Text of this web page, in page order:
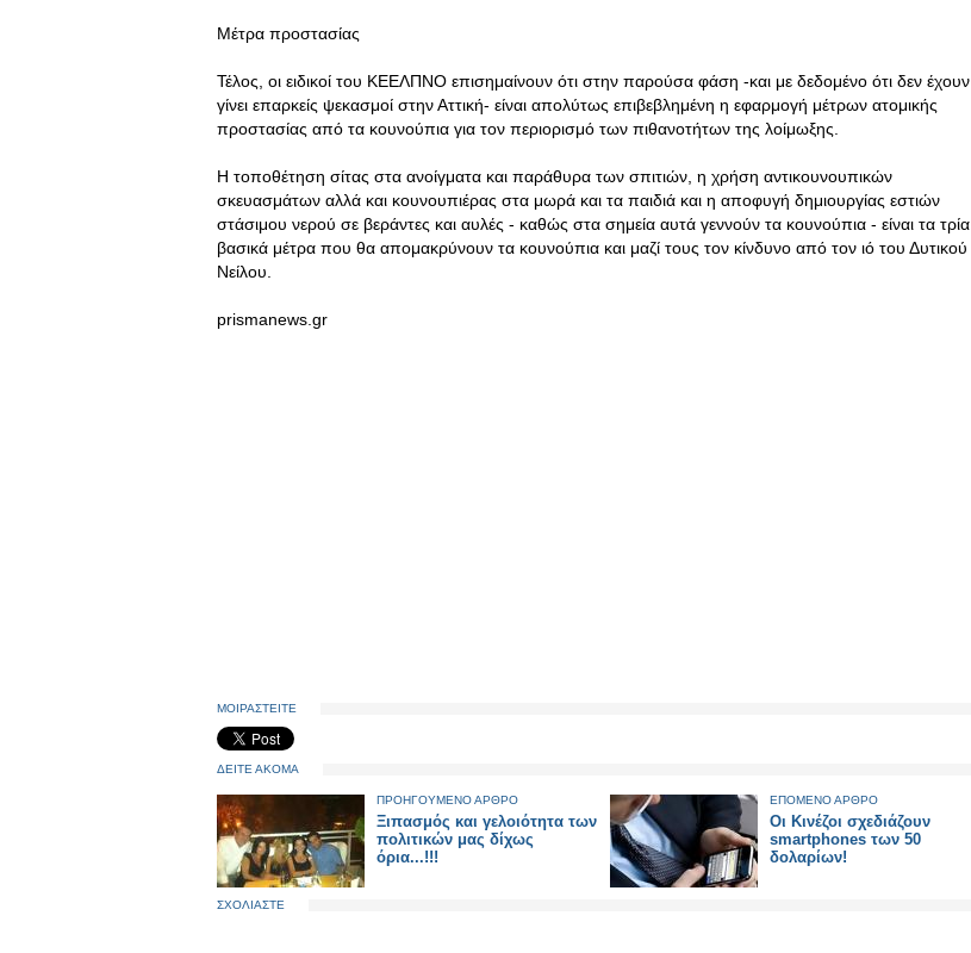
Μέτρα προστασίας
Τέλος, οι ειδικοί του ΚΕΕΛΠΝΟ επισημαίνουν ότι στην παρούσα φάση -και με δεδομένο ότι δεν έχουν
γίνει επαρκείς ψεκασμοί στην Αττική- είναι απολύτως επιβεβλημένη η εφαρμογή μέτρων ατομικής
προστασίας από τα κουνούπια για τον περιορισμό των πιθανοτήτων της λοίμωξης.
Η τοποθέτηση σίτας στα ανοίγματα και παράθυρα των σπιτιών, η χρήση αντικουνουπικών
σκευασμάτων αλλά και κουνουπιέρας στα μωρά και τα παιδιά και η αποφυγή δημιουργίας εστιών
στάσιμου νερού σε βεράντες και αυλές - καθώς στα σημεία αυτά γεννούν τα κουνούπια - είναι τα τρία
βασικά μέτρα που θα απομακρύνουν τα κουνούπια και μαζί τους τον κίνδυνο από τον ιό του Δυτικού
Νείλου.
prismanews.gr
ΜΟΙΡΑΣΤΕΙΤΕ
ΔΕΙΤΕ ΑΚΟΜΑ
ΠΡΟΗΓΟΥΜΕΝΟ ΑΡΘΡΟ
Ξιπασμός και γελοιότητα των
πολιτικών μας δίχως
όρια...!!!
ΕΠΟΜΕΝΟ ΑΡΘΡΟ
Οι Κινέζοι σχεδιάζουν
smartphones των 50
δολαρίων!
ΣΧΟΛΙΑΣΤΕ